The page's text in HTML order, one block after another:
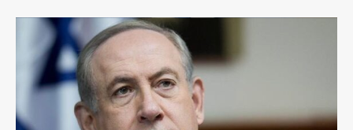
Info
Kontakt